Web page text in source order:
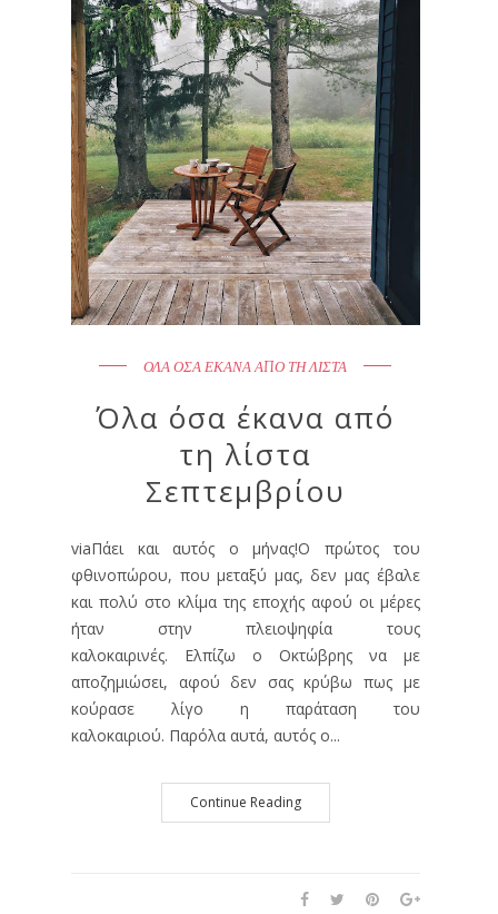
ΟΛΑ ΟΣΑ ΕΚΑΝΑ ΑΠΟ ΤΗ ΛΙΣΤΑ
Όλα όσα έκανα από
τη λίστα
Σεπτεμβρίου
viaΠάει και αυτός ο μήνας!Ο πρώτος του
φθινοπώρου, που μεταξύ μας, δεν μας έβαλε
και πολύ στο κλίμα της εποχής αφού οι μέρες
ήταν στην πλειοψηφία τους
καλοκαιρινές. Ελπίζω ο Οκτώβρης να με
αποζημιώσει, αφού δεν σας κρύβω πως με
κούρασε λίγο η παράταση του
καλοκαιριού. Παρόλα αυτά, αυτός ο...
Continue Reading